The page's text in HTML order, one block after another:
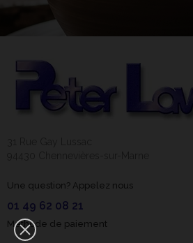
Une question? Appelez nous
01 49 62 08 21
Méthode de paiement